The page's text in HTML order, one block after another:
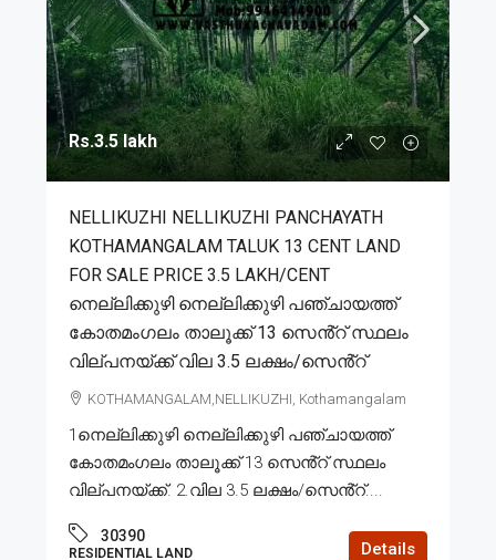
Rs.3.5 lakh
NELLIKUZHI NELLIKUZHI PANCHAYATH
KOTHAMANGALAM TALUK 13 CENT LAND
FOR SALE PRICE 3.5 LAKH/CENT
നെല്ലിക്കുഴി നെല്ലിക്കുഴി പഞ്ചായത്ത്
കോതമംഗലം താലൂക്ക് 13 സെൻ്റ് സ്ഥലം
വില്പനയ്ക്ക് വില 3.5 ലക്ഷം/സെൻ്റ്
KOTHAMANGALAM,NELLIKUZHI, Kothamangalam
1നെല്ലിക്കുഴി നെല്ലിക്കുഴി പഞ്ചായത്ത്
കോതമംഗലം താലൂക്ക് 13 സെൻ്റ് സ്ഥലം
വില്പനയ്ക്ക്. 2.വില 3.5 ലക്ഷം/സെൻ്റ്....
30390
RESIDENTIAL LAND Details